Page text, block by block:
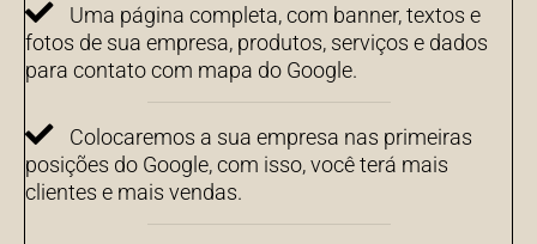
Uma página completa, com banner, textos e
fotos de sua empresa, produtos, serviços e dados
para contato com mapa do Google.
Colocaremos a sua empresa nas primeiras
posições do Google, com isso, você terá mais
clientes e mais vendas.